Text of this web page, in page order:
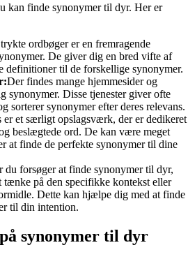
kan finde synonymer til dyr. Her er
ordbøger er en fremragende
De giver dig en bred vifte af
definitioner til de forskellige synonymer.
Der findes mange hjemmesider og
synonymer. Disse tjenester giver ofte
sorterer synonymer efter deres relevans.
er et særligt opslagsværk, der er dedikeret
beslægtede ord. De kan være meget
at finde de perfekte synonymer til dine
du forsøger at finde synonymer til dyr,
på den specifikke kontekst eller
Dette kan hjælpe dig med at finde
til din intention.
synonymer til dyr